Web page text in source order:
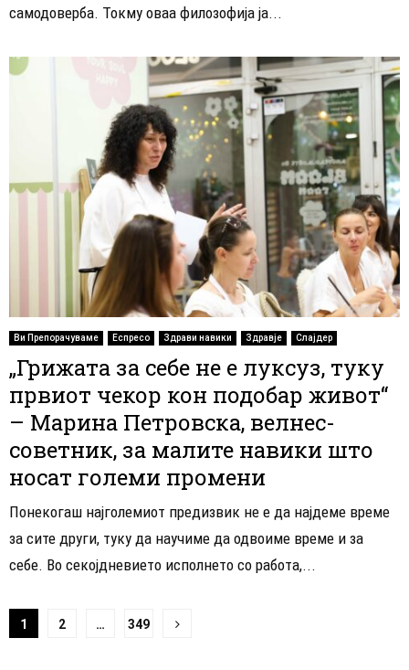
самодоверба. Токму оваа филозофија ја...
Ви Препорачуваме Еспресо Здрави навики Здравје Слајдер
„Грижата за себе не е луксуз, туку
првиот чекор кон подобар живот“
– Марина Петровска, велнес-
советник, за малите навики што
носат големи промени
Понекогаш најголемиот предизвик не е да најдеме време
за сите други, туку да научиме да одвоиме време и за
себе. Во секојдневието исполнето со работа,...
Навигација
1 2 … 349